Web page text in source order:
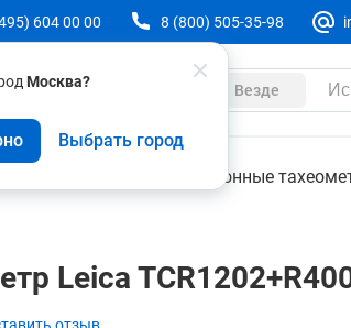
Москва?
Выбрать город
604 00 00 8 (800) 505-35-98
Везде
оборудование Электронные
Leica
TCR1202+R400
Аксессуары